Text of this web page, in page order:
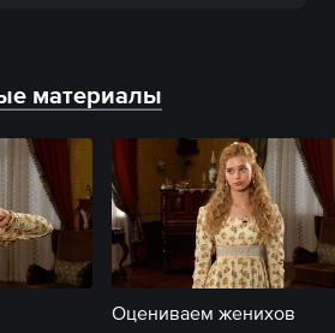
материалы
Оцениваем женихов